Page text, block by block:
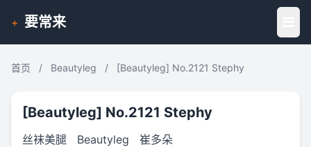
+ 要常来
首页 / Beautyleg / [Beautyleg] No.2121 Stephy
[Beautyleg] No.2121 Stephy
丝袜美腿 Beautyleg 崔多朵